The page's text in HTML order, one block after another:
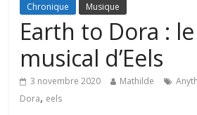
Chronique Musique
Earth to Dora :
musical d’Eels
3 novembre 2020 Mathilde
Dora, eels